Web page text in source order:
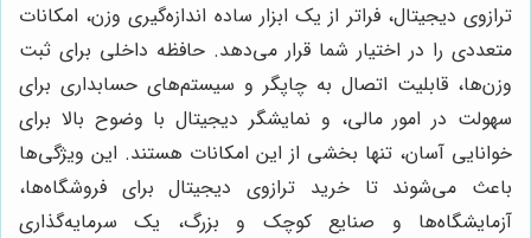
ترازوی دیجیتال، فراتر از یک ابزار ساده اندازه‌گیری وزن، امکانات
متعددی را در اختیار شما قرار می‌دهد. حافظه داخلی برای ثبت
وزن‌ها، قابلیت اتصال به چاپگر و سیستم‌های حسابداری برای
سهولت در امور مالی، و نمایشگر دیجیتال با وضوح بالا برای
خوانایی آسان، تنها بخشی از این امکانات هستند. این ویژگی‌ها
باعث می‌شوند تا خرید ترازوی دیجیتال برای فروشگاه‌ها،
آزمایشگاه‌ها و صنایع کوچک و بزرگ، یک سرمایه‌گذاری